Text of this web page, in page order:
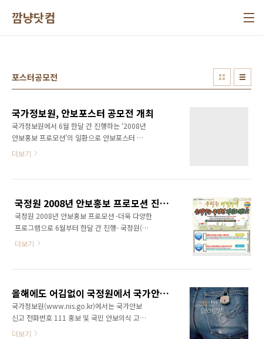
깜냥닷컴
포스터공모전
국가정보원, 안보포스터 공모전 개최
국가정보원에서 6월 한달 간 진행하는 ‘2008년
안보홍보 프로모션’의 일환으로 안보포스터 공
모전을 실시한다. 이번 공모전에서는 국가 안보
국민이 안전관리신고번호인 119를 인식하고 있
는 것처럼 111을 모든 국민의 머릿속에 인식 되
기를 바란다고 했다. 또한 날로 다양해지고 치밀
해지는 안보 및 산업기술 유출 문제의 중요성을
대응할 수 있도록 홍보하기 위해 안보포스터 공
모전은 6월 1일부터 7월 10일까지
www.nis111.com..
더보기
국정원 2008년 안보홍보 프로모션 진행 -더욱 다양한 프로그램으로 6월부터 한달 간 진행-
국정원 2008년 안보홍보 프로모션 -더욱 다양한
프로그램으로 6월부터 한달 간 진행- 국정원(원
장 김성호 www.nis.go.kr)에서 호국보훈의 달
램과 함께 한다. 이번 프로모션에서는 오프라인
뿐 아니라 젊은 세대가 주로 이용하는 온라인과
모바일을 적극 활용해 전 국민이 쉽게 이벤트에
접근할 수 있도록 하였으며, 국정원 가상 요원 체
더보기
올해에도 어김없이 국정원에서 국가안보 홍보포스터 공모전을 실시합니다!!!
국가정보원(www.nis.go.kr)에서는 국가안보
신고 전화번호 111 홍보 및 국민 안보의식 고취
를 위하여 총상금 규모 1,500만원 규모의 홍보
더보기